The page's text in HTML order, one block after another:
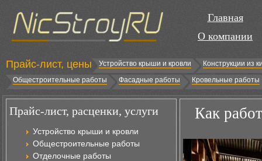
Главная
О компании
Прайс-лист, цены Устройство крыши и кровли
Конструкции из
Общестроительные работы
Фасадные работы Кровельные работы
Прайс-лист, расценки, услуги
Устройство крыши и кровли
Общестроительные работы
Отделочные работы
Как